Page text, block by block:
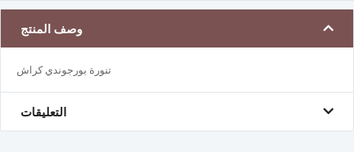
وصف المنتج
تنورة بورجوندي كراش
التعليقات